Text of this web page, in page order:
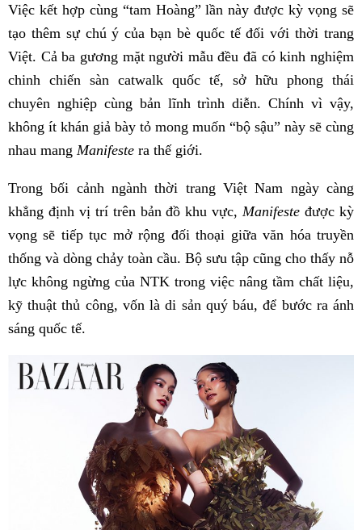
Việc kết hợp cùng “tam Hoàng” lần này được kỳ vọng sẽ
tạo thêm sự chú ý của bạn bè quốc tế đối với thời trang
Việt. Cả ba gương mặt người mẫu đều đã có kinh nghiệm
chinh chiến sàn catwalk quốc tế, sở hữu phong thái
chuyên nghiệp cùng bản lĩnh trình diễn. Chính vì vậy,
không ít khán giả bày tỏ mong muốn “bộ sậu” này sẽ cùng
nhau mang Manifeste ra thế giới.
Trong bối cảnh ngành thời trang Việt Nam ngày càng
khẳng định vị trí trên bản đồ khu vực,Manifeste được kỳ
vọng sẽ tiếp tục mở rộng đối thoại giữa văn hóa truyền
thống và dòng chảy toàn cầu. Bộ sưu tập cũng cho thấy nỗ
lực không ngừng của NTK trong việc nâng tầm chất liệu,
kỹ thuật thủ công, vốn là di sản quý báu, để bước ra ánh
sáng quốc tế.